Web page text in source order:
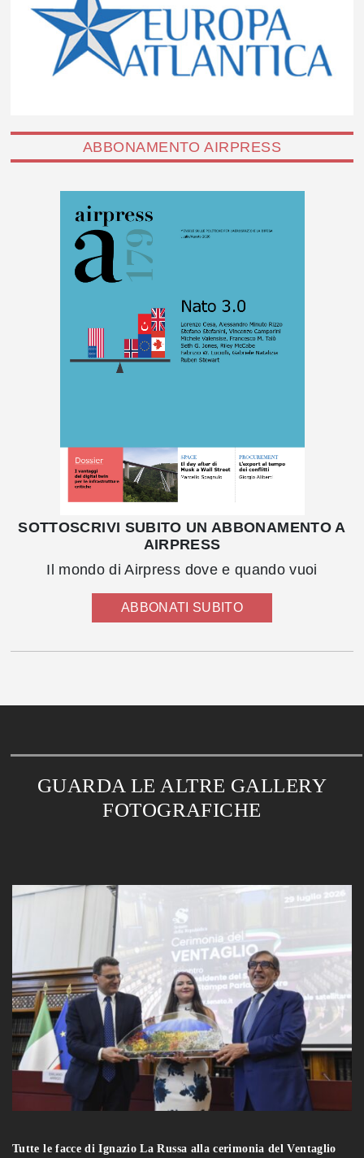
ABBONAMENTO AIRPRESS
SOTTOSCRIVI SUBITO UN ABBONAMENTO A
AIRPRESS
Il mondo di Airpress dove e quando vuoi
ABBONATI SUBITO
GUARDA LE ALTRE GALLERY
FOTOGRAFICHE
Tutte le facce di Ignazio La Russa alla cerimonia del Ventaglio